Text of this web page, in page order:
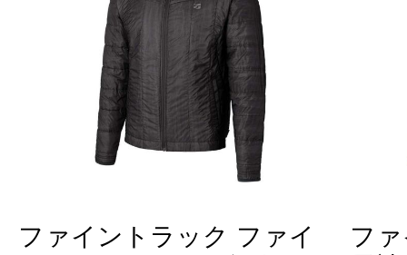
ファイントラック ファイ
フ